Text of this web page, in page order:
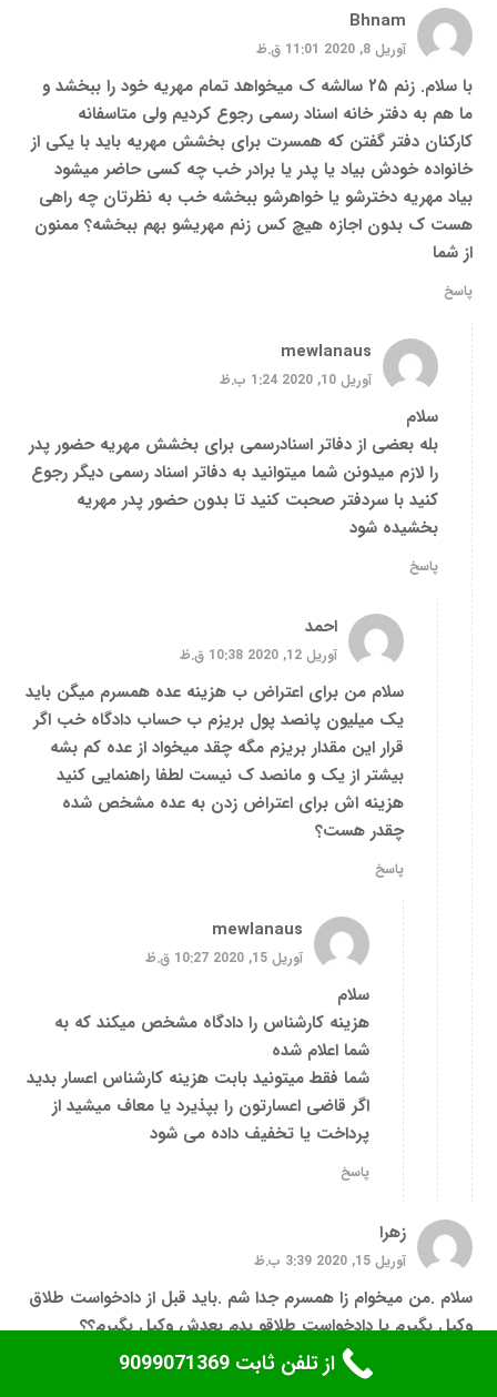
Bhnam
آوریل 8, 2020 11:01 ق.ظ
با سلام. زنم ۲۵ سالشه ک میخواهد تمام مهریه خود را ببخشد و
ما هم به دفتر خانه اسناد رسمی رجوع کردیم ولی متاسفانه
کارکنان دفتر گفتن که همسرت برای بخشش مهریه باید با یکی از
خانواده خودش بیاد یا پدر یا برادر خب چه کسی حاضر میشود
بیاد مهریه دخترشو یا خواهرشو ببخشه خب به نظرتان چه راهی
هست ک بدون اجازه هیچ کس زنم مهریشو بهم ببخشه؟ ممنون
از شما
پاسخ
mewlanaus
آوریل 10, 2020 1:24 ب.ظ
سلام
بله بعضی از دفاتر اسنادرسمی برای بخشش مهریه حضور پدر
را لازم میدونن شما میتوانید به دفاتر اسناد رسمی دیگر رجوع
کنید با سردفتر صحبت کنید تا بدون حضور پدر مهریه
بخشیده شود
پاسخ
احمد
آوریل 12, 2020 10:38 ق.ظ
سلام من برای اعتراض ب هزینه عده همسرم میگن باید
یک میلیون پانصد پول بریزم ب حساب دادگاه خب اگر
قرار این مقدار بریزم مگه چقد میخواد از عده کم بشه
بیشتر از یک و مانصد ک نیست لطفا راهنمایی کنید
هزینه اش برای اعتراض زدن به عده مشخص شده
چقدر هست؟
پاسخ
mewlanaus
آوریل 15, 2020 10:27 ق.ظ
سلام
هزینه کارشناس را دادگاه مشخص میکند که به
شما اعلام شده
شما فقط میتونید بابت هزینه کارشناس اعسار بدید
اگر قاضی اعسارتون را بپذیرد یا معاف میشید از
پرداخت یا تخفیف داده می شود
پاسخ
زهرا
آوریل 15, 2020 3:39 ب.ظ
سلام .من میخوام زا همسرم جدا شم .باید قبل از دادخواست طلاق
وکیل بگیرم یا دادخواست طلاقو بدم بعدش وکیل بگیرم؟؟
از تلفن ثابت 9099071369